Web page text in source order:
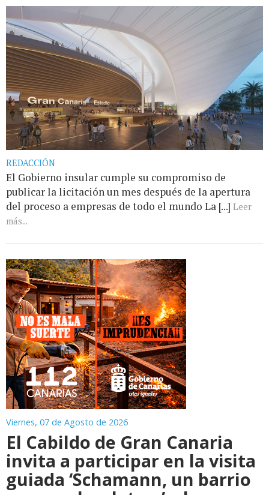
REDACCIÓN
El Gobierno insular cumple su compromiso de
publicar la licitación un mes después de la apertura
del proceso a empresas de todo el mundo La [...] Leer
más...
Viernes, 07 de Agosto de 2026
El Cabildo de Gran Canaria
invita a participar en la visita
guiada ‘Schamann, un barrio